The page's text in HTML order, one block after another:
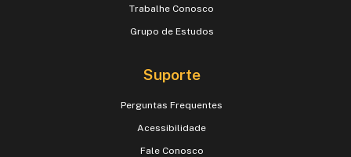
Trabalhe Conosco
Grupo de Estudos
Suporte
Perguntas Frequentes
Acessibilidade
Fale Conosco